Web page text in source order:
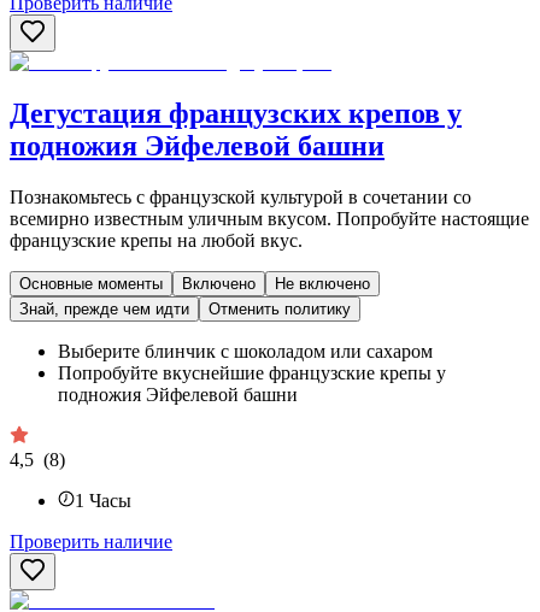
Дегустация французских крепов у
подножия Эйфелевой башни
Познакомьтесь с французской культурой в сочетании со
всемирно известным уличным вкусом. Попробуйте настоящие
французские крепы на любой вкус.
Основные моменты Включено
Не включено
Знай, прежде чем идти
Отменить политику
Выберите блинчик с шоколадом или сахаром
Попробуйте вкуснейшие французские крепы у
подножия Эйфелевой башни
4,5 (8)
1 Часы
Проверить наличие